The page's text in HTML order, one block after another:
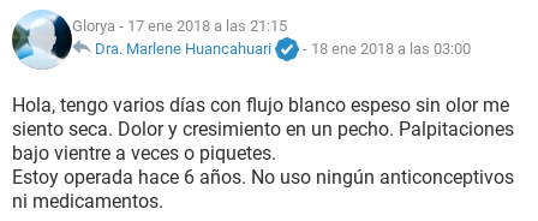
NUTRICIÓN
BIENESTAR
SEXUALIDAD
Glorya - 17 ene 2018 a las 21:15
Dra. Marlene Huancahuari
- 18 ene 2018 a las 03:00
Hola, tengo varios días con flujo blanco espeso sin olor me
siento seca. Dolor y cresimiento en un pecho. Palpitaciones
bajo vientre a veces o piquetes.
Estoy operada hace 6 años. No uso ningún anticonceptivos
ni medicamentos.